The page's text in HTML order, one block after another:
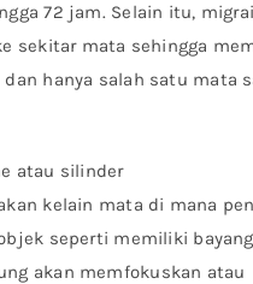
72 jam. Selain itu,
sekitar mata sehingga
hanya salah satu mata
atau silinder
kelain mata di mana
seperti memiliki
akan memfokuskan atau